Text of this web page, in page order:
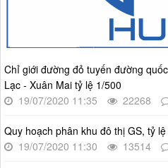
lượt xem: 570 | lượt tải:266
Thời gian đăng: 02/06/2025
lượt xem: 625 | lượt tải:268
Triển khai thực hiện Nghị quyết số
19/11/2024 của Hội đồng nhân dân
Chỉ giới đường đỏ tuyến đường
Lạc - Xuân Mai tỷ lệ 1/500
19/07/2020 11:35
22268
Quy hoạch phân khu đô thị GS, tỷ
19/07/2020 11:30
13514